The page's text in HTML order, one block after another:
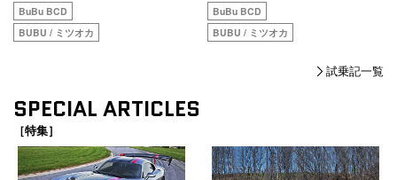
BuBu BCD
BUBU / ミツオカ
BuBu BCD
BUBU / ミツオカ
試乗記一覧
SPECIAL ARTICLES
［特集］